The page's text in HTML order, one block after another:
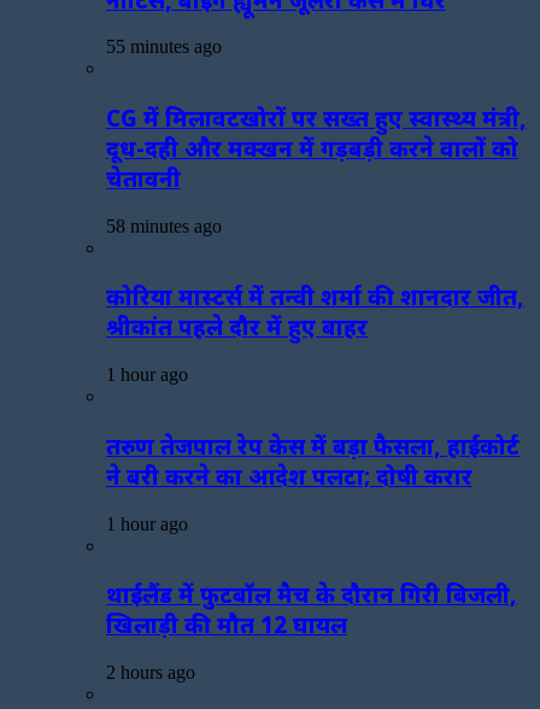
55 minutes ago
CG में मिलावटखोरों पर सख्त हुए स्वास्थ्य मंत्री,
दूध-दही और मक्खन में गड़बड़ी करने वालों को
चेतावनी
58 minutes ago
कोरिया मास्टर्स में तन्वी शर्मा की शानदार जीत,
श्रीकांत पहले दौर में हुए बाहर
1 hour ago
तरुण तेजपाल रेप केस में बड़ा फैसला, हाईकोर्ट
ने बरी करने का आदेश पलटा; दोषी करार
1 hour ago
थाईलैंड में फुटबॉल मैच के दौरान गिरी बिजली,
खिलाड़ी की मौत 12 घायल
2 hours ago